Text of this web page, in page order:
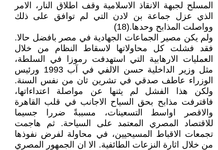
المسلح لجبهة الانقاذ الاسلامية وقف اطلاق النار، الامر
الذي عزل جماعة بن لادن التي لم توافق على ذلك
وواصلت المذابح وحدها.(18)
ولم يكن مصير الجماعات الجهادية في مصر بافضل حالا.
فقد فشلت كل محاولاتها لاسقاط النظام من خلال
العمليات الارهابية التي استهدفت رموزا في السلطة،
مثل وزير الداخلية حسن الالفي في آب 1993 ورئيس
الوزراء عاطف صدقي في تشرين ثان من نفس السنة.
ولكن هذا الفشل لم يثنها عن مواصلة اعتداءاتها،
فاقترفت مذابح بحق السياح الاجانب في قلب القاهرة
والاقصر اواسط التسعينات، مسببةً ضررا جسيما
للاقتصاد المصري المعتمد على السياحة. ثم هاجمت
تجمعات الاقباط المسيحيين، في محاولة لفرض نفوذها
من خلال اثارة النزعات الطائفية. الا ان الجمهور المصري